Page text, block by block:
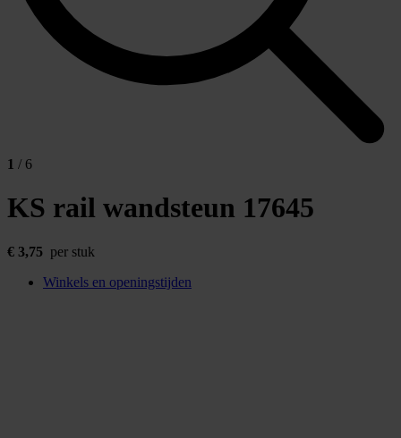
1 / 6
KS rail wandsteun 17645
€ 3,75 per stuk
Winkels en openingstijden